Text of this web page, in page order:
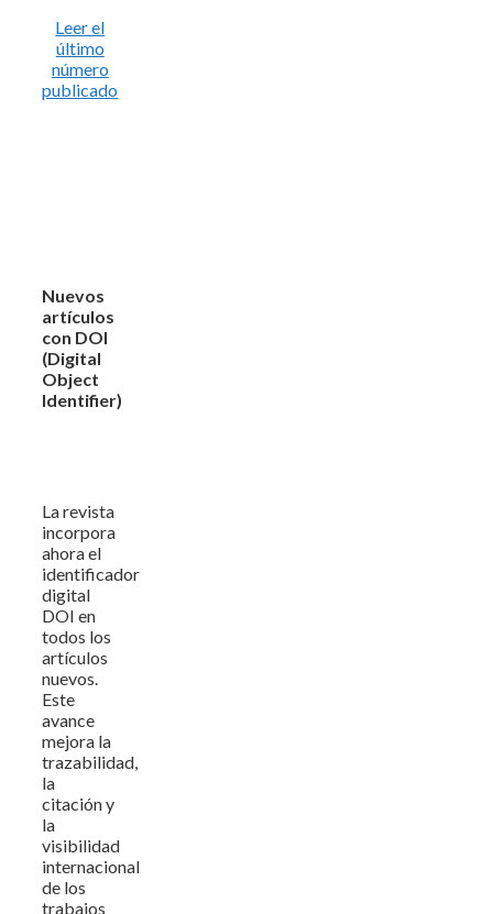
Leer el
último
número
publicado
Nuevos
artículos
con DOI
(Digital
Object
Identifier)
La revista
incorpora
ahora el
identificador
digital
DOI en
todos los
artículos
nuevos.
Este
avance
mejora la
trazabilidad,
la
citación y
la
visibilidad
internacional
de los
trabajos